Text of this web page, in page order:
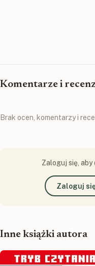
Komentarze i
Brak ocen, komentarzy i
Zaloguj się,
Zaloguj
Inne książki autora